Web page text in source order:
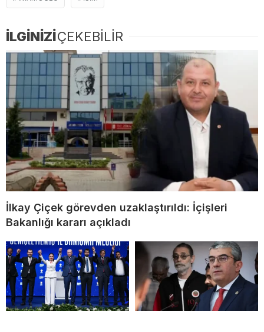
İLGİNİZİÇEKEBİLİR
İlkay Çiçek görevden uzaklaştırıldı: İçişleri
Bakanlığı kararı açıkladı